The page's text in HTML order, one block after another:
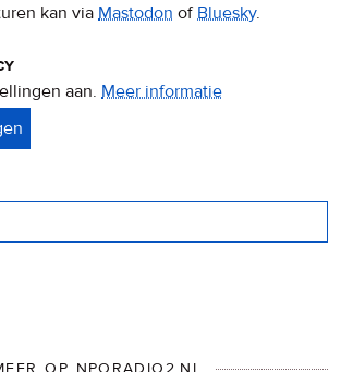
kan via Mastodon ofBluesky.
aan. Meer informatie